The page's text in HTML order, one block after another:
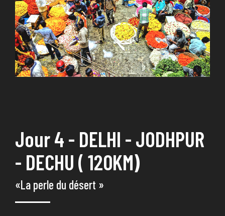
Jour 4 - DELHI - JODHPUR
- DECHU ( 120KM)
«La perle du désert »